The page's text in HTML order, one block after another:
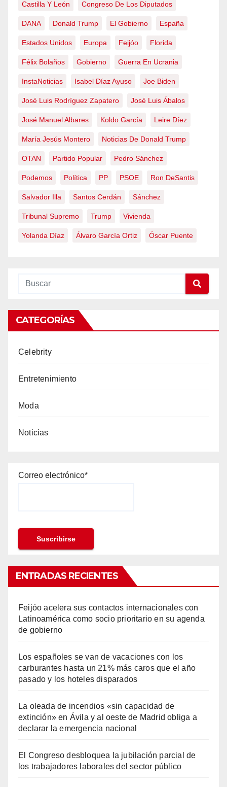
Castilla Y León Congreso De Los Diputados
DANA Donald Trump El Gobierno España
Estados Unidos Europa Feijóo Florida
Félix Bolaños Gobierno Guerra En Ucrania
InstaNoticias Isabel Díaz Ayuso Joe Biden
José Luis Rodríguez Zapatero José Luis Ábalos
José Manuel Albares Koldo García Leire Díez
María Jesús Montero Noticias De Donald Trump
OTAN Partido Popular Pedro Sánchez
Podemos Política PP PSOE Ron DeSantis
Salvador Illa Santos Cerdán Sánchez
Tribunal Supremo Trump Vivienda
Yolanda Díaz Álvaro García Ortiz Óscar Puente
CATEGORÍAS
Celebrity
Entretenimiento
Moda
Noticias
Correo electrónico*
ENTRADAS RECIENTES
Feijóo acelera sus contactos internacionales con
Latinoamérica como socio prioritario en su agenda
de gobierno
Los españoles se van de vacaciones con los
carburantes hasta un 21% más caros que el año
pasado y los hoteles disparados
La oleada de incendios «sin capacidad de
extinción» en Ávila y al oeste de Madrid obliga a
declarar la emergencia nacional
El Congreso desbloquea la jubilación parcial de
los trabajadores laborales del sector público